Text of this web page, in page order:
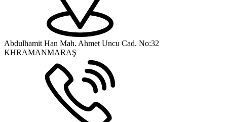
Abdulhamit Han Mah. Ahmet Uncu Cad. No:32
KHRAMANMARAŞ